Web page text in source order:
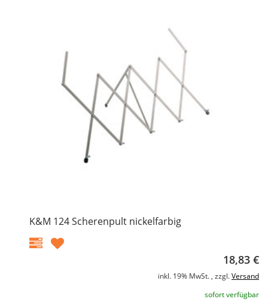
K&M 124 Scherenpult nickelfarbig
18,83 €
inkl. 19% MwSt. , zzgl. Versand
sofort verfügbar